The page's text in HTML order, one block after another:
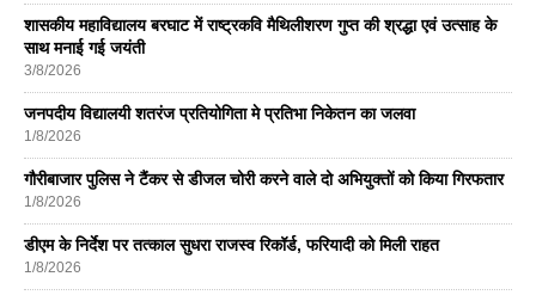
शासकीय महाविद्यालय बरघाट में राष्ट्रकवि मैथिलीशरण गुप्त की श्रद्धा एवं उत्साह के
साथ मनाई गई जयंती
3/8/2026
जनपदीय विद्यालयी शतरंज प्रतियोगिता मे प्रतिभा निकेतन का जलवा
1/8/2026
गौरीबाजार पुलिस ने टैंकर से डीजल चोरी करने वाले दो अभियुक्तों को किया गिरफतार
1/8/2026
डीएम के निर्देश पर तत्काल सुधरा राजस्व रिकॉर्ड, फरियादी को मिली राहत
1/8/2026